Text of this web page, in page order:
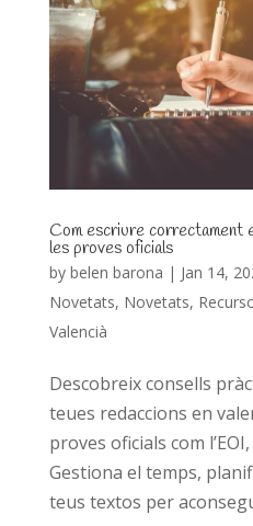
Com escriure correctament
les proves oficials
by belen barona | Jan 14,
Novetats, Novetats,
Valencià
Descobreix consells
teues redaccions en
proves oficials com l’EOI,
Gestiona el temps,
teus textos per